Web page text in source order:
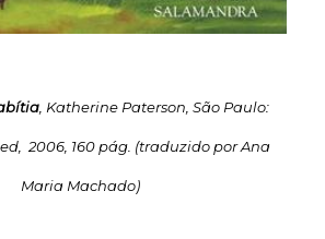
, Katherine Paterson, São Paulo:
2006, 160 pág. (traduzido por Ana
Maria Machado)